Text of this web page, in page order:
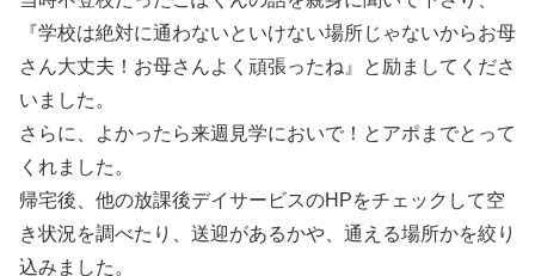
『学校は絶対に通わないといけない場所じゃないからお母
さん大丈夫！お母さんよく頑張ったね』と励ましてくださ
いました。
さらに、よかったら来週見学においで！とアポまでとって
くれました。
帰宅後、他の放課後デイサービスのHPをチェックして空
き状況を調べたり、送迎があるかや、通える場所かを絞り
込みました。